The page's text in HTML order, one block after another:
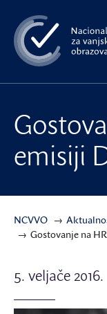
na
glavni
sadržaj
emisiji
NCVVO
Gostovanje na
5. veljače 2016.